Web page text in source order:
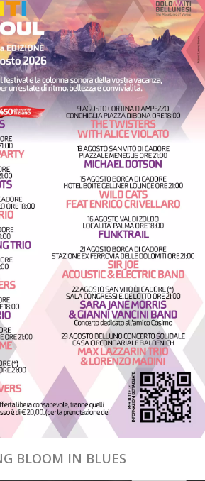
BLOOM IN BLUES